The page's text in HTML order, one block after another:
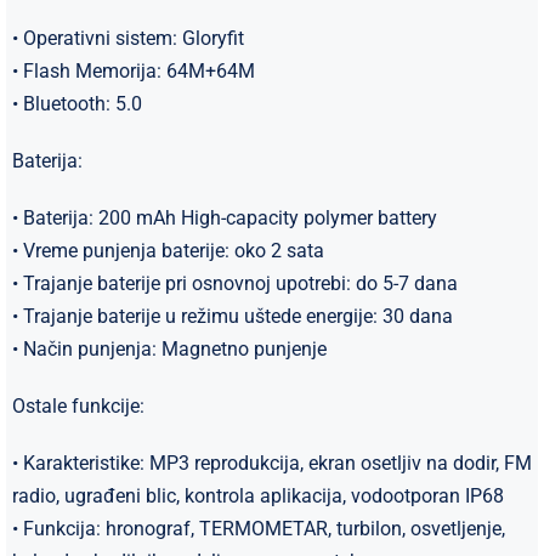
• Operativni sistem: Gloryfit
• Flash Memorija: 64M+64M
• Bluetooth: 5.0
Baterija:
• Baterija: 200 mAh High-capacity polymer battery
• Vreme punjenja baterije: oko 2 sata
• Trajanje baterije pri osnovnoj upotrebi: do 5-7 dana
• Trajanje baterije u režimu uštede energije: 30 dana
• Način punjenja: Magnetno punjenje
Ostale funkcije:
• Karakteristike: MP3 reprodukcija, ekran osetljiv na dodir, FM
radio, ugrađeni blic, kontrola aplikacija, vodootporan IP68
• Funkcija: hronograf, TERMOMETAR, turbilon, osvetljenje,